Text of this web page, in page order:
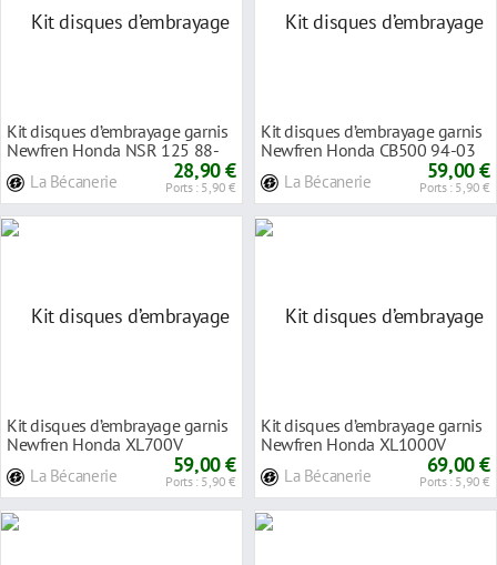
Kit disques d’embrayage garnis
Newfren Honda NSR 125 88-
La Bécanerie 28,90 €
Ports : 5,90 €
Kit disques d’embrayage garnis
Newfren Honda CB500 94-03
La Bécanerie 59,00 €
Ports : 5,90 €
Kit disques d’embrayage garnis
Newfren Honda XL700V
La Bécanerie 59,00 €
Ports : 5,90 €
Kit disques d’embrayage garnis
Newfren Honda XL1000V
La Bécanerie 69,00 €
Ports : 5,90 €